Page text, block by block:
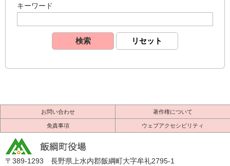
キーワード
お問い合わせ 著作権について
免責事項 ウェブアクセシビリティ
〒389-1293 長野県上水内郡飯綱町大字牟礼2795-1